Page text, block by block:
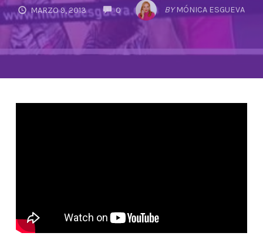
MARZO 9, 2013 0COMMENTSBY MÓNICA ESGUEVA